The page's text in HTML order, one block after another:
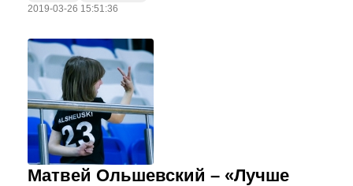
2019-03-26 15:51:36
Матвей Ольшевский – «Лучше